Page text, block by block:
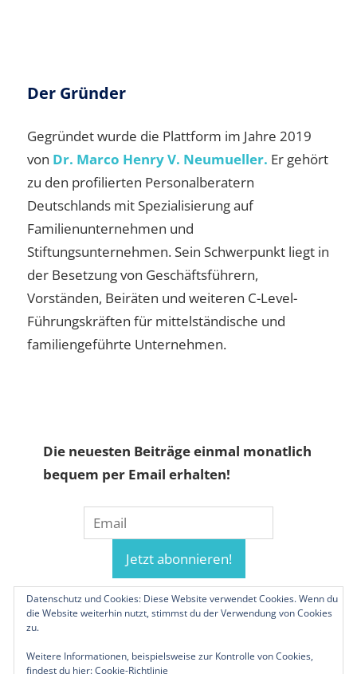
Der Gründer
Gegründet wurde die Plattform im Jahre 2019
von Dr. Marco Henry V. Neumueller. Er gehört
zu den profilierten Personalberatern
Deutschlands mit Spezialisierung auf
Familienunternehmen und
Stiftungsunternehmen. Sein Schwerpunkt liegt in
der Besetzung von Geschäftsführern,
Vorständen, Beiräten und weiteren C-Level-
Führungskräften für mittelständische und
familiengeführte Unternehmen.
Die neuesten Beiträge einmal monatlich
bequem per Email erhalten!
Datenschutz und Cookies: Diese Website verwendet Cookies. Wenn du
die Website weiterhin nutzt, stimmst du der Verwendung von Cookies
zu.
Weitere Informationen, beispielsweise zur Kontrolle von Cookies,
findest du hier:Cookie-Richtlinie